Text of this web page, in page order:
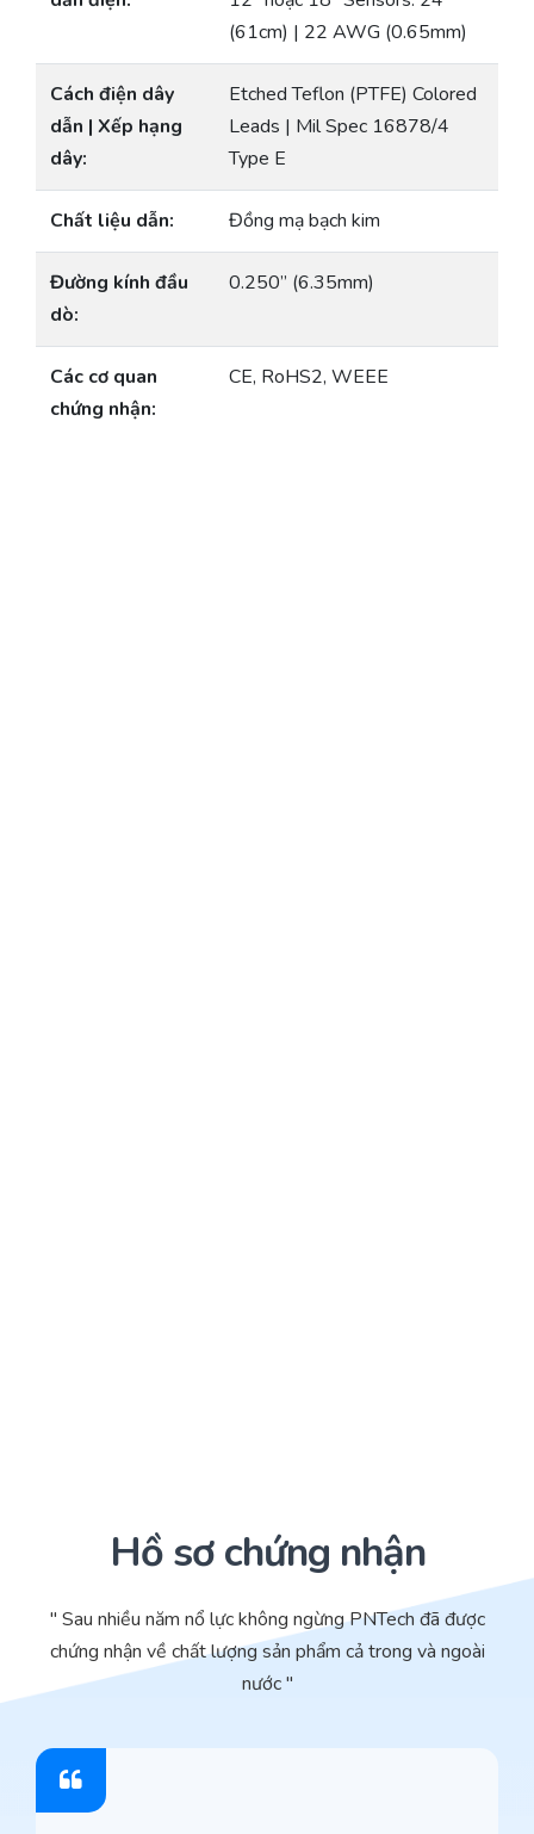
(61cm) | 22 AWG (0.65mm)
Cách điện dây
dẫn | Xếp hạng
dây:
Etched Teflon (PTFE) Colored
Leads | Mil Spec 16878/4
Type E
Chất liệu dẫn: Đồng mạ bạch kim
Đường kính đầu
dò:
0.250” (6.35mm)
Các cơ quan
chứng nhận:
CE, RoHS2, WEEE
Hồ sơ chứng nhận
" Sau nhiều năm nổ lực không ngừng PNTech đã được
chứng nhận về chất lượng sản phẩm cả trong và ngoài
nước "